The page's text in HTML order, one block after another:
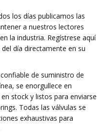
los días publicamos las
a nuestros lectores
la industria. Regístrese aquí
día directamente en su
de suministro de
se enorgullece en
stock y listos para enviarse
Todas las válvulas se
exhaustivas para